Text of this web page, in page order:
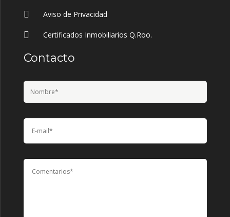
Aviso de Privacidad
Certificados Inmobiliarios Q.Roo.
Contacto